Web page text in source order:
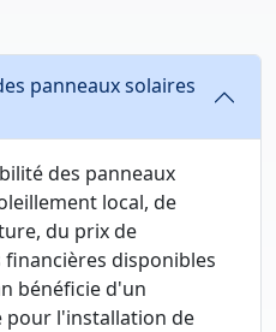
panneaux solaires
des panneaux
local, de
du prix de
disponibles
bénéficie d'un
pour l'installation de